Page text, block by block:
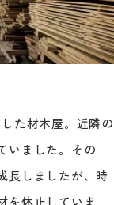
た材木屋。近隣の
いました。その
長しましたが、時